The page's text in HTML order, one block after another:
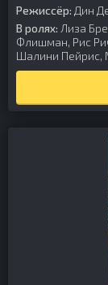
Режиссёр: Дин
В ролях: Лиза
Флишман, Рис
Шалини Пейрис,